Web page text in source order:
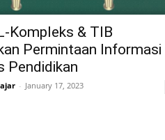
Kompleks & TIB
Permintaan Informasi
Pendidikan
- January 17, 2023